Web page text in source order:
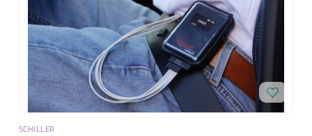
SCHILLER